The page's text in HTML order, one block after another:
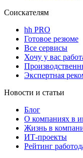
Соискателям
hh PRO
Готовое резюме
Все сервисы
Хочу у вас
Экспертная
Новости и статьи
Блог
О компаниях в
Жизнь в
ИТ-проекты
Рейтинг